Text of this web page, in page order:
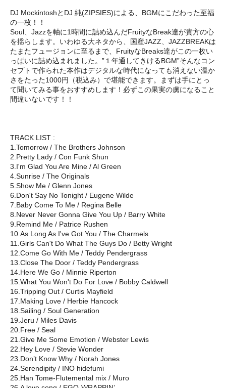
DJ MockintoshとDJ 純(ZIPSIES)による、BGMにこだわった至福
の一枚！！
Soul、Jazzを軸に1時間に詰め込んだFruityなBreak達が貴方の心
を揺らします。いわゆる大ネタから、国産JAZZ、JAZZBREAKは
たまたフュージョンに至るまで、FruityなBreaks達がこの一枚い
っぱいに詰め込まれました。”１年通してきけるBGM”そんなコン
セプトで作られた本作はデジタルな時代になっても消えない温か
さをたった1000円（税込み）で堪能できます。まずは手にとっ
て聞いてみる事をおすすめします！必ずこの果実の虜になること
間違いないです！！
TRACK LIST :
1.Tomorrow / The Brothers Johnson
2.Pretty Lady / Con Funk Shun
3.I'm Glad You Are Mine / Al Green
4.Sunrise / The Originals
5.Show Me / Glenn Jones
6.Don't Say No Tonight / Eugene Wilde
7.Baby Come To Me / Regina Belle
8.Never Never Gonna Give You Up / Barry White
9.Remind Me / Patrice Rushen
10.As Long As I've Got You / The Charmels
11.Girls Can't Do What The Guys Do / Betty Wright
12.Come Go With Me / Teddy Pendergrass
13.Close The Door / Teddy Pendergrass
14.Here We Go / Minnie Riperton
15.What You Won't Do For Love / Bobby Caldwell
16.Tripping Out / Curtis Mayfield
17.Making Love / Herbie Hancock
18.Sailing / Soul Generation
19.Jeru / Miles Davis
20.Free / Seal
21.Give Me Some Emotion / Webster Lewis
22.Hey Love / Stevie Wonder
23.Don’t Know Why / Norah Jones
24.Serendipity / INO hidefumi
25.Han Tome-Flutemental mix / Muro